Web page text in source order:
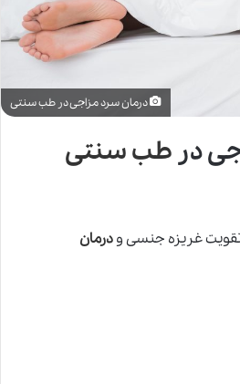
درمان سرد مزاجی در طب سنتی
درطب سنتی
غریزه جنسى‏ ودرمان